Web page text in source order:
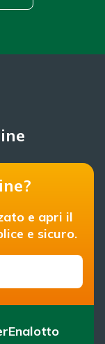
e apri il
e sicuro.